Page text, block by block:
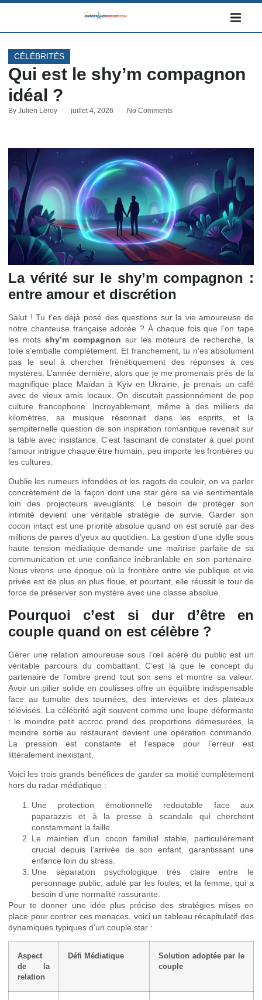
CÉLÉBRITÉS
Qui est le shy’m compagnon
idéal ?
By Julien Leroy juillet 4, 2026 No Comments
La vérité sur le shy’m compagnon :
entre amour et discrétion
Salut ! Tu t’es déjà posé des questions sur la vie amoureuse de
notre chanteuse française adorée ? À chaque fois que l’on tape
les mots shy’m compagnon sur les moteurs de recherche, la
toile s’emballe complètement. Et franchement, tu n’es absolument
pas le seul à chercher frénétiquement des réponses à ces
mystères. L’année dernière, alors que je me promenais près de la
magnifique place Maïdan à Kyiv en Ukraine, je prenais un café
avec de vieux amis locaux. On discutait passionnément de pop
culture francophone. Incroyablement, même à des milliers de
kilomètres, sa musique résonnait dans les esprits, et la
sempiternelle question de son inspiration romantique revenait sur
la table avec insistance. C’est fascinant de constater à quel point
l’amour intrigue chaque être humain, peu importe les frontières ou
les cultures.
Oublie les rumeurs infondées et les ragots de couloir, on va parler
concrètement de la façon dont une star gère sa vie sentimentale
loin des projecteurs aveuglants. Le besoin de protéger son
intimité devient une véritable stratégie de survie. Garder son
cocon intact est une priorité absolue quand on est scruté par des
millions de paires d’yeux au quotidien. La gestion d’une idylle sous
haute tension médiatique demande une maîtrise parfaite de sa
communication et une confiance inébranlable en son partenaire.
Nous vivons une époque où la frontière entre vie publique et vie
privée est de plus en plus floue, et pourtant, elle réussit le tour de
force de préserver son mystère avec une classe absolue.
Pourquoi c’est si dur d’être en
couple quand on est célèbre ?
Gérer une relation amoureuse sous l’œil acéré du public est un
véritable parcours du combattant. C’est là que le concept du
partenaire de l’ombre prend tout son sens et montre sa valeur.
Avoir un pilier solide en coulisses offre un équilibre indispensable
face au tumulte des tournées, des interviews et des plateaux
télévisés. La célébrité agit souvent comme une loupe déformante
: le moindre petit accroc prend des proportions démesurées, la
moindre sortie au restaurant devient une opération commando.
La pression est constante et l’espace pour l’erreur est
littéralement inexistant.
Voici les trois grands bénéfices de garder sa moitié complètement
hors du radar médiatique :
Une protection émotionnelle redoutable face aux
paparazzis et à la presse à scandale qui cherchent
constamment la faille.
Le maintien d’un cocon familial stable, particulièrement
crucial depuis l’arrivée de son enfant, garantissant une
enfance loin du stress.
Une séparation psychologique très claire entre le
personnage public, adulé par les foules, et la femme, qui a
besoin d’une normalité rassurante.
Pour te donner une idée plus précise des stratégies mises en
place pour contrer ces menaces, voici un tableau récapitulatif des
dynamiques typiques d’un couple star :
Aspect
de la
relation
Défi Médiatique
Solution adoptée par le
couple